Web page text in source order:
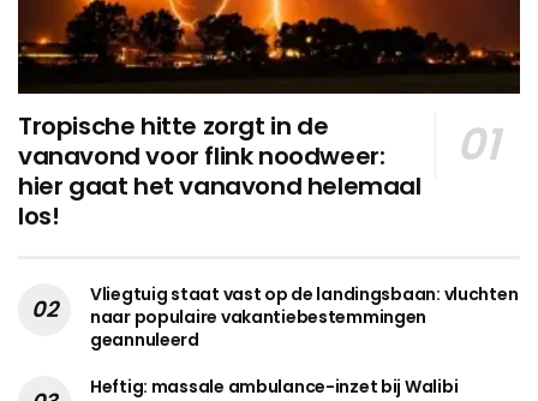
Tropische hitte zorgt in de
vanavond voor flink noodweer:
hier gaat het vanavond helemaal
los!
Vliegtuig staat vast op de landingsbaan: vluchten
naar populaire vakantiebestemmingen
geannuleerd
Heftig: massale ambulance-inzet bij Walibi